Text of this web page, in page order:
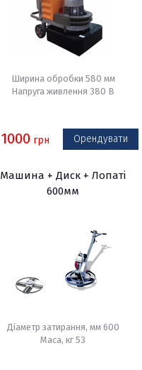
Ширина обробки 580 мм
Напруга живлення 380 В
1000 грн Орендувати
Машина + Диск + Лопаті
600мм
Діаметр затирання, мм 600
Маса, кг 53